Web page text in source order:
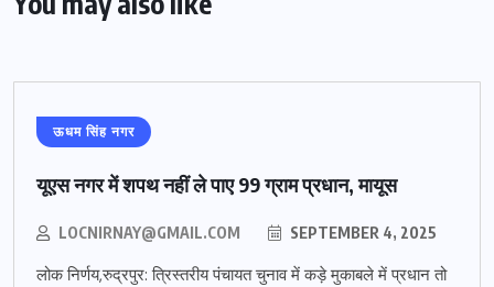
ऊधम सिंह नगर
यूएस नगर में शपथ नहीं ले पाए 99 ग्राम प्रधान, मायूस
LOCNIRNAY@GMAIL.COM SEPTEMBER 4, 2025
लोक निर्णय,रुद्रपुर: त्रिस्तरीय पंचायत चुनाव में कड़े मुकाबले में प्रधान तो